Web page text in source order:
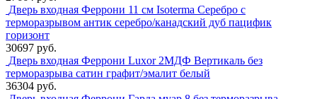
Дверь входная Феррони 11 см Isoterma Серебро с
терморазрывом антик серебро/канадский дуб пацифик
горизонт
30697 руб.
Дверь входная Феррони Luxor 2МДФ Вертикаль без
терморазрыва сатин графит/эмалит белый
36304 руб.